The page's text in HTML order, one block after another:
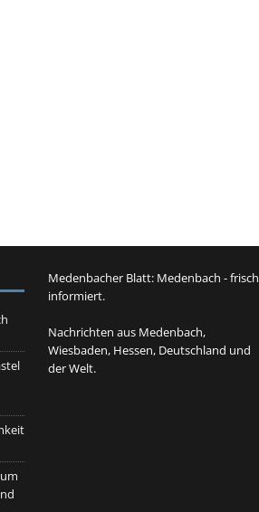
Medenbacher Blatt: Medenbach - frisch
informiert.
Nachrichten aus Medenbach,
Wiesbaden, Hessen, Deutschland und
der Welt.